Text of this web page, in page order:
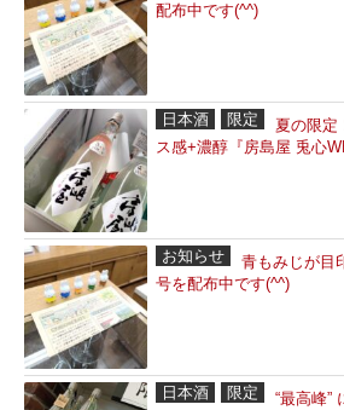
配布中です(^^)
日本酒 限定
夏の限定
ス感+濃醇『房島屋 兎心
お知らせ
青もみじが目
号を配布中です(^^)
日本酒 限定
“最高峰”